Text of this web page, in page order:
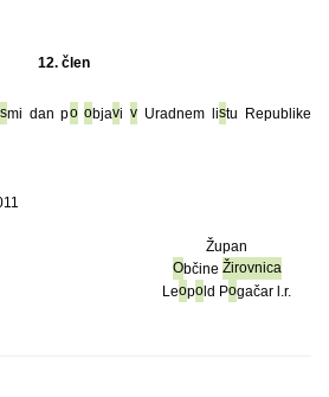
12. člen
smi dan po objaviv Uradnem listu Republike
Župan
Občine Žirovnica
Leopold Pogačar l.r.